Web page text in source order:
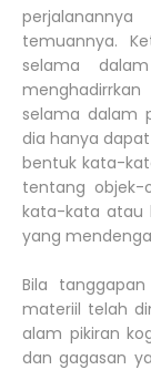
temuannya.
selama
selama dalam
dia hanya
bentuk kata-
tentang objek-
kata-kata atau
yang
Bila
materiil telah
alam pikiran
dan gagasan